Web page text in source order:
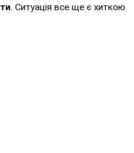
. Ситуація все ще є хиткою